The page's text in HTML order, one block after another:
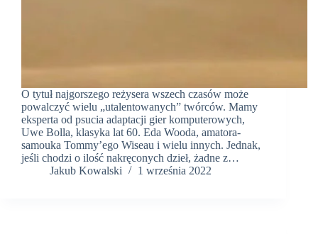
O tytuł najgorszego reżysera wszech czasów może
powalczyć wielu „utalentowanych” twórców. Mamy
eksperta od psucia adaptacji gier komputerowych,
Uwe Bolla, klasyka lat 60. Eda Wooda, amatora-
samouka Tommy’ego Wiseau i wielu innych. Jednak,
jeśli chodzi o ilość nakręconych dzieł, żadne z…
Jakub Kowalski
1 września 2022